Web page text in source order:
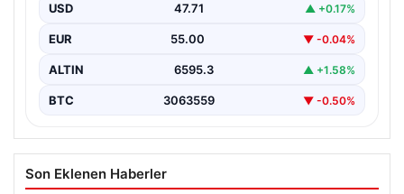
USD 47.71 ▲ +0.17%
EUR 55.00 ▼ -0.04%
ALTIN 6595.3 ▲ +1.58%
BTC 3063559 ▼ -0.50%
Son Eklenen Haberler